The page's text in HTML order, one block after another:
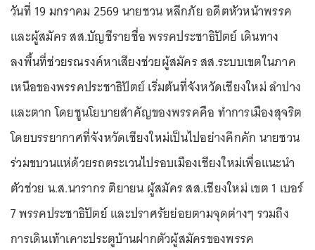
วันที่ 19 มกราคม 2569 นายชวน หลีกภัย อดีตหัวหน้าพรรค
และผู้สมัคร สส.บัญชีรายชื่อ พรรคประชาธิปัตย์ เดินทาง
ลงพื้นที่ช่วยรณรงค์หาเสียงช่วยผู้สมัคร สส.ระบบเขตในภาค
เหนือของพรรคประชาธิปัตย์ เริ่มต้นที่จังหวัดเชียงใหม่ ลำปาง
และตาก โดยชูนโยบายสำคัญของพรรคคือ ทำการเมืองสุจริต
โดยบรรยากาศที่จังหวัดเชียงใหม่เป็นไปอย่างคึกคัก นายชวน
ร่วมขบวนแห่ด้วยรถตระเวนไปรอบเมืองเชียงใหม่เพื่อแนะนำ
ตัวช่วย น.ส.นารากร ติยายน ผู้สมัคร สส.เชียงใหม่ เขต 1 เบอร์
7 พรรคประชาธิปัตย์ และปราศรัยย่อยตามจุดต่างๆ รวมถึง
การเดินเท้าเคาะประตูบ้านฝากตัวผู้สมัครของพรรค